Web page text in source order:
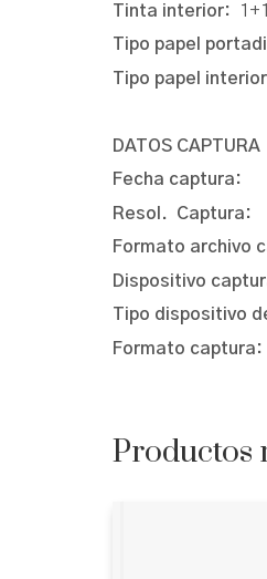
Tinta interior:
Tipo papel
Tipo papel
DATOS CAPTURA
Fecha captura:
Resol. Captura:
Formato archivo
Dispositivo
Tipo dispositivo
Formato captura:
Productos